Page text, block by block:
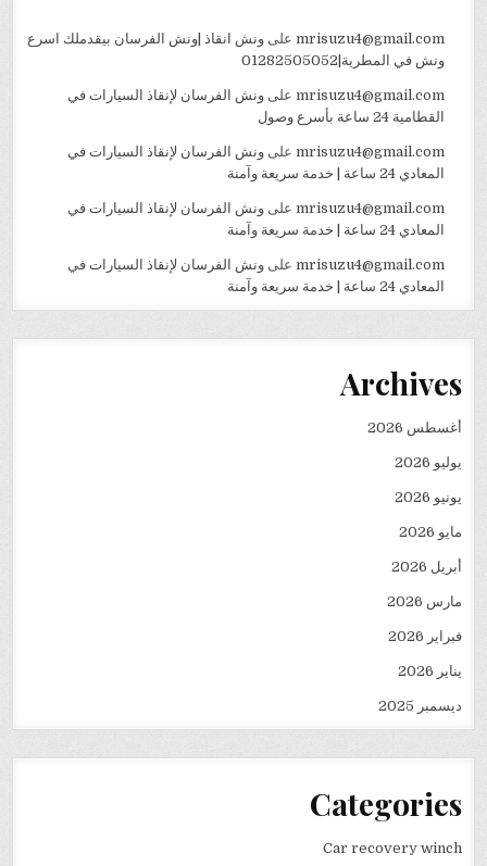
mrisuzu4@gmail.comعلى ونش انقاذ |ونش الفرسان بيقدملك اسرع
ونش في المطرية|01282505052
mrisuzu4@gmail.comعلى ونش الفرسان لإنقاذ السيارات في
القطامية 24 ساعة بأسرع وصول
mrisuzu4@gmail.comعلى ونش الفرسان لإنقاذ السيارات في
المعادي 24 ساعة | خدمة سريعة وآمنة
mrisuzu4@gmail.comعلى ونش الفرسان لإنقاذ السيارات في
المعادي 24 ساعة | خدمة سريعة وآمنة
mrisuzu4@gmail.comعلى ونش الفرسان لإنقاذ السيارات في
المعادي 24 ساعة | خدمة سريعة وآمنة
Archives
أغسطس 2026
يوليو 2026
يونيو 2026
مايو 2026
أبريل 2026
مارس 2026
فبراير 2026
يناير 2026
ديسمبر 2025
Categories
Car recovery winch